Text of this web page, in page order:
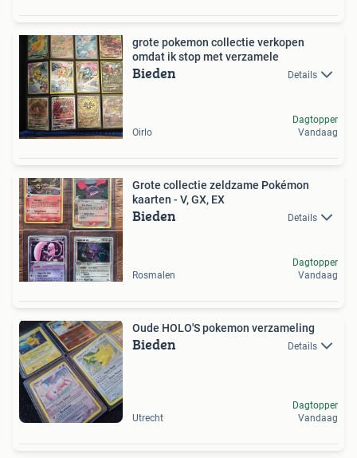
grote pokemon collectie verkopen
omdat ik stop met verzamele
Bieden Details
Oirlo
Dagtopper
Vandaag
Grote collectie zeldzame Pokémon
kaarten - V, GX, EX
Bieden Details
Rosmalen
Dagtopper
Vandaag
Oude HOLO'S pokemon verzameling
Bieden Details
Utrecht
Dagtopper
Vandaag